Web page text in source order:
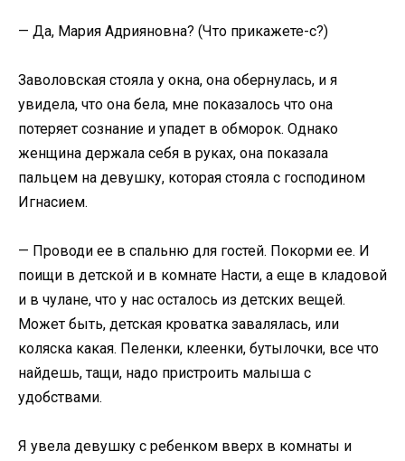
— Да, Мария Адрияновна? (Что прикажете-с?)
Заволовская стояла у окна, она обернулась, и я
увидела, что она бела, мне показалось что она
потеряет сознание и упадет в обморок. Однако
женщина держала себя в руках, она показала
пальцем на девушку, которая стояла с господином
Игнасием.
— Проводи ее в спальню для гостей. Покорми ее. И
поищи в детской и в комнате Насти, а еще в кладовой
и в чулане, что у нас осталось из детских вещей.
Может быть, детская кроватка завалялась, или
коляска какая. Пеленки, клеенки, бутылочки, все что
найдешь, тащи, надо пристроить малыша с
удобствами.
Я увела девушку с ребенком вверх в комнаты и